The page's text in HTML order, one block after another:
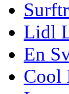
Lidl
En
Cool